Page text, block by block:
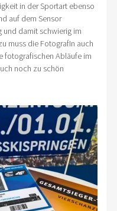
in der Sportart ebenso
auf dem Sensor
und damit schwierig im
muss die FotografIn auch
fotografischen Abläufe im
noch zu schön